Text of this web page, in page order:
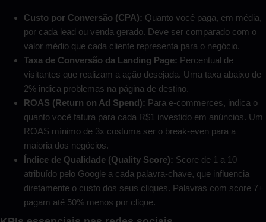
Custo por Conversão (CPA): Quanto você paga, em média,
por cada lead ou venda gerado. Deve ser comparado com o
valor médio que cada cliente representa para o negócio.
Taxa de Conversão da Landing Page: Percentual de
visitantes que realizam a ação desejada. Uma taxa abaixo de
2% indica problemas na página de destino.
ROAS (Return on Ad Spend): Para e-commerces, indica o
quanto você fatura para cada R$1 investido em anúncios. Um
ROAS mínimo de 3x costuma ser o break-even para a
maioria dos negócios.
Índice de Qualidade (Quality Score): Score de 1 a 10
atribuído pelo Google a cada palavra-chave, que influencia
diretamente o custo dos seus cliques. Palavras com score 7+
pagam até 50% menos por clique.